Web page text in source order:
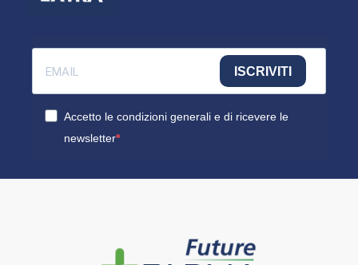
ISCRIVITI
Accetto le condizioni generali e di ricevere le
newsletter